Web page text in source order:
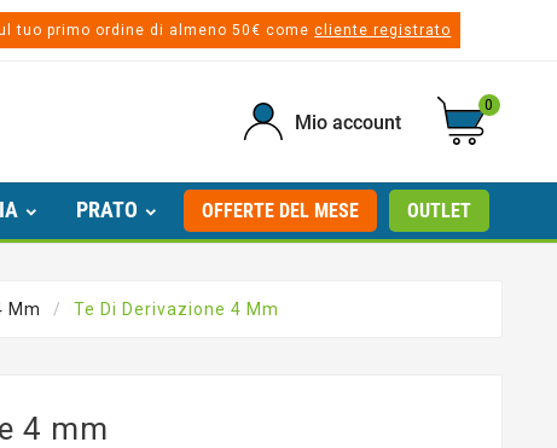
tuo primo ordine di almeno 50€ comecliente registrato
Mio account
0
PRATO OFFERTE DEL MESE OUTLET
Mm Te Di Derivazione 4 Mm
4 mm